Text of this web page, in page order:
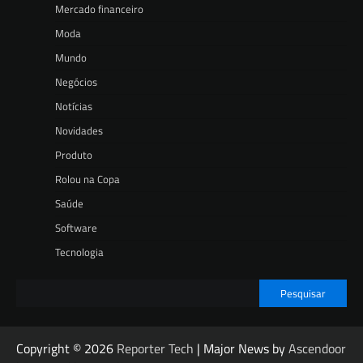
Mercado financeiro
Moda
Mundo
Negócios
Notícias
Novidades
Produto
Rolou na Copa
Saúde
Software
Tecnologia
Pesquisar
Copyright © 2026 Reporter Tech | Major News byAscendoor